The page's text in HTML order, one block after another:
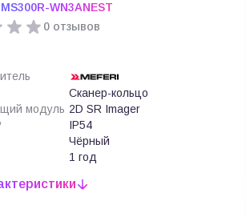
MS300R-WN3ANEST
0 отзывов
Сканер-кольцо
модуль 2D SR Imager
IP54
Чёрный
1 год